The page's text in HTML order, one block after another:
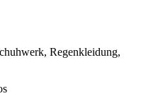
Regenkleidung,